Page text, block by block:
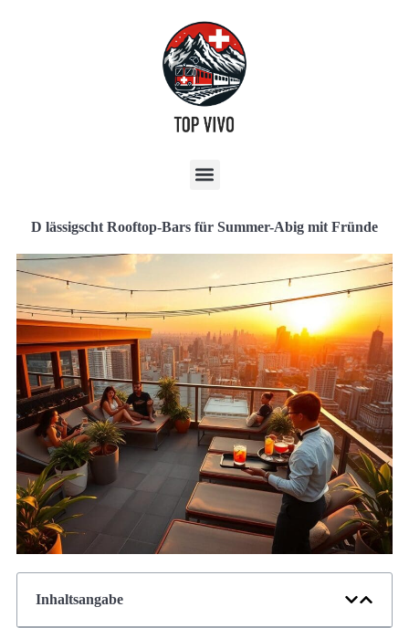
D lässigscht Rooftop-Bars für Summer-Abig mit Fründe
Inhaltsangabe